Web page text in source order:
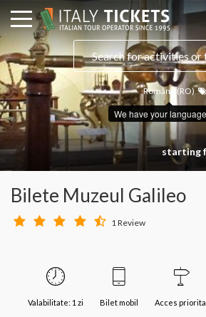
Română (RO)
We have your
starting
Bilete Muzeul Galileo
1 Review
Valabilitate: 1 zi Bilet mobil Acces